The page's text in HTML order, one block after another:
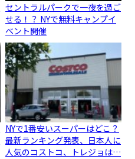
セントラルパークで一夜を過ご
せる！？ NYで無料キャンプイ
ベント開催
NYで1番安いスーパーはどこ？
最新ランキング発表、日本人に
人気のコストコ、トレジョは…